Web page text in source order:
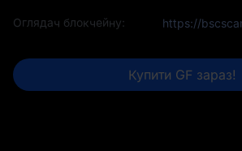
Оглядач блокчейну:
Купити GF зараз!